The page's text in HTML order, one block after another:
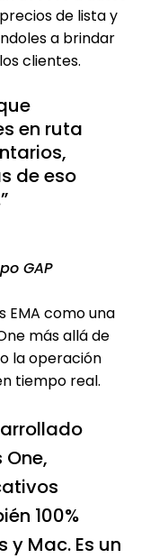
de lista y
a brindar
clientes.
en ruta
de eso
GAP
EMA como una
más allá de
la operación
tiempo real.
One,
100%
Mac. Es un